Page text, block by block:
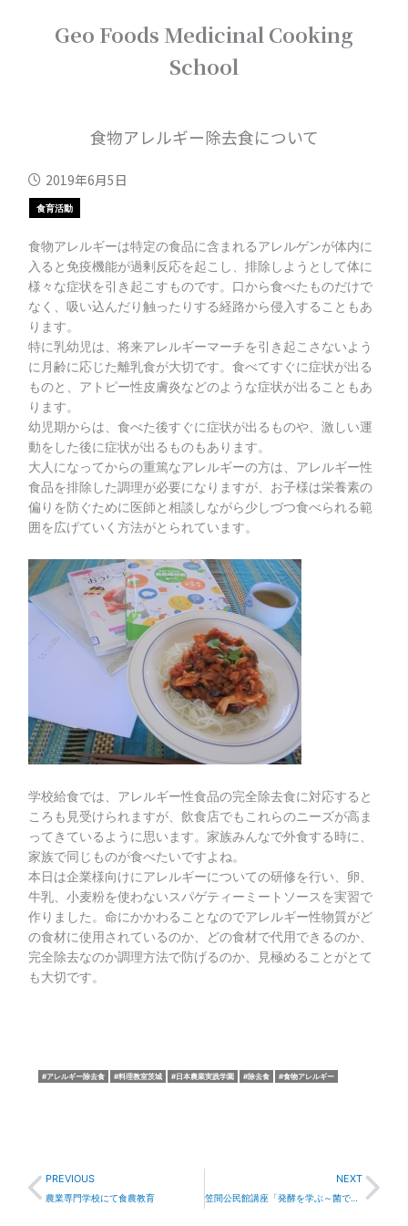
Geo Foods Medicinal Cooking
School
食物アレルギー除去食について
2019年6月5日
食育活動
食物アレルギーは特定の食品に含まれるアレルゲンが体内に
入ると免疫機能が過剰反応を起こし、排除しようとして体に
様々な症状を引き起こすものです。口から食べたものだけで
なく、吸い込んだり触ったりする経路から侵入することもあ
ります。
特に乳幼児は、将来アレルギーマーチを引き起こさないよう
に月齢に応じた離乳食が大切です。食べてすぐに症状が出る
ものと、アトピー性皮膚炎などのような症状が出ることもあ
ります。
幼児期からは、食べた後すぐに症状が出るものや、激しい運
動をした後に症状が出るものもあります。
大人になってからの重篤なアレルギーの方は、アレルギー性
食品を排除した調理が必要になりますが、お子様は栄養素の
偏りを防ぐために医師と相談しながら少しづつ食べられる範
囲を広げていく方法がとられています。
学校給食では、アレルギー性食品の完全除去食に対応すると
ころも見受けられますが、飲食店でもこれらのニーズが高ま
ってきているように思います。家族みんなで外食する時に、
家族で同じものが食べたいですよね。
本日は企業様向けにアレルギーについての研修を行い、卵、
牛乳、小麦粉を使わないスパゲティーミートソースを実習で
作りました。命にかかわることなのでアレルギー性物質がど
の食材に使用されているのか、どの食材で代用できるのか、
完全除去なのか調理方法で防げるのか、見極めることがとて
も大切です。
アレルギー除去食 料理教室茨城 日本農業実践学園 除去食 食物アレルギー
Prev
PREVIOUS
農業専門学校にて食農教育
NEXT
笠間公民館講座「発酵を学ぶ～菌で元気！」開講